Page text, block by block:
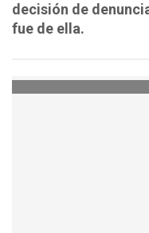
decisión de
fue de ella.